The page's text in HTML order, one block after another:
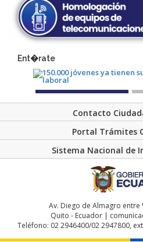
Ent�rate
Contacto
Portal Trámites
Sistema Nacional de
Av. Diego de Almagro entre
Quito - Ecuador |
Teléfono: 02 2946400/02 2947800,